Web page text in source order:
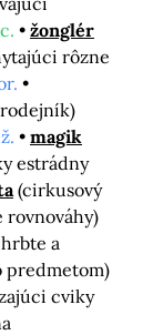
žonglér
rôzne
magik
estrádny
(cirkusový
rovnováhy)
a
predmetom)
cviky